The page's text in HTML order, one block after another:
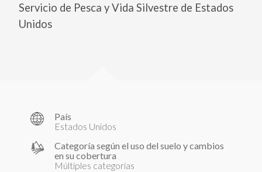
Servicio de Pesca y Vida Silvestre de Estados
Unidos
País
Estados Unidos
Categoría según el uso del suelo y cambios
en su cobertura
Múltiples categorías